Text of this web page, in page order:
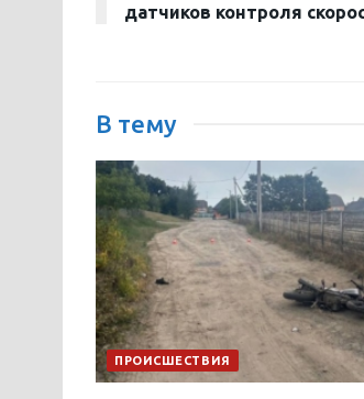
датчиков контроля
В тему
ПРОИСШЕСТВИЯ